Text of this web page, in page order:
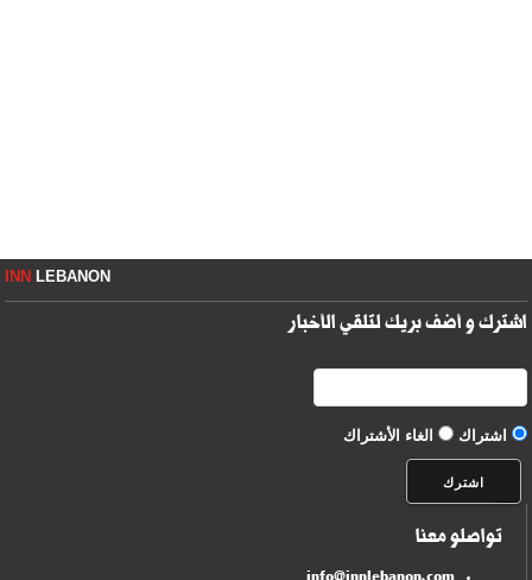
INNLEBANON
اشترك و أضف بريك لتلقي الأخبار
اشتراك الغاء الأشتراك
تواصلو معنا